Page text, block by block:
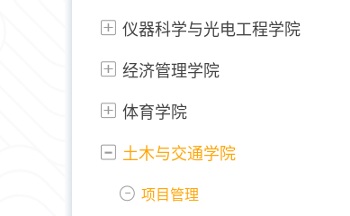
仪器科学与光电工程学院
经济管理学院
体育学院
土木与交通学院
项目管理